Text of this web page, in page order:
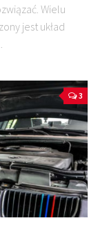
Wielu
jest układ
3